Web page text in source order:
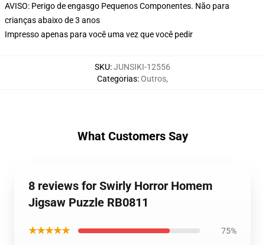
AVISO: Perigo de engasgo Pequenos Componentes. Não para
crianças abaixo de 3 anos
Impresso apenas para você uma vez que você pedir
SKU:JUNSIKI-12556
Categorias:Outros,
What Customers Say
8 reviews for Swirly Horror Homem
Jigsaw Puzzle RB0811
★★★★★ 75%